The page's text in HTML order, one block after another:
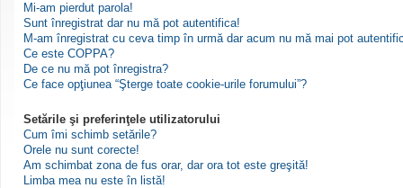
Mi-am pierdut parola!
Sunt înregistrat dar nu mă pot autentifica!
M-am înregistrat cu ceva timp în urmă dar acum nu mă mai pot
Ce este COPPA?
De ce nu mă pot înregistra?
Ce face opţiunea “Şterge toate cookie-urile forumului”?
Setările şi preferinţele utilizatorului
Cum îmi schimb setările?
Orele nu sunt corecte!
Am schimbat zona de fus orar, dar ora tot este greşită!
Limba mea nu este în listă!